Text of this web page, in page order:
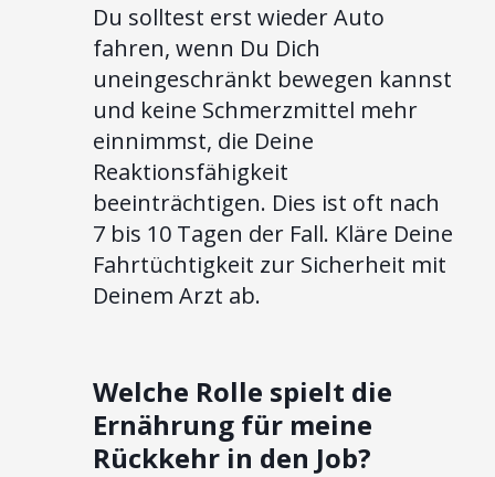
Du solltest erst wieder Auto
fahren, wenn Du Dich
uneingeschränkt bewegen kannst
und keine Schmerzmittel mehr
einnimmst, die Deine
Reaktionsfähigkeit
beeinträchtigen. Dies ist oft nach
7 bis 10 Tagen der Fall. Kläre Deine
Fahrtüchtigkeit zur Sicherheit mit
Deinem Arzt ab.
Welche Rolle spielt die
Ernährung für meine
Rückkehr in den Job?